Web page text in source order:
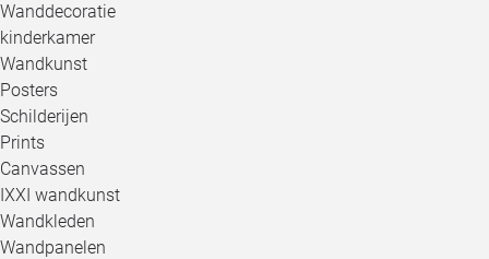
Wanddecoratie
kinderkamer
Wandkunst
Posters
Schilderijen
Prints
Canvassen
IXXI wandkunst
Wandkleden
Wandpanelen